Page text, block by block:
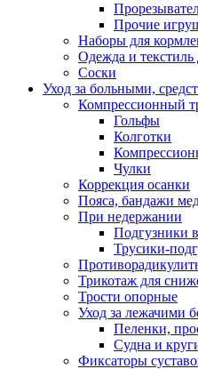
Прочие
Наборы для
Одежда и текстиль
Соски
Уход за больными,
Компрессионный
Гольфы
Колготки
Чулки
Коррекция осанки
Пояса, бандажи
При недержании
Подгузники
Трусики-
Трикотаж для
Трости опорные
Уход за лежачими
Пеленки,
Судна и
Фиксаторы